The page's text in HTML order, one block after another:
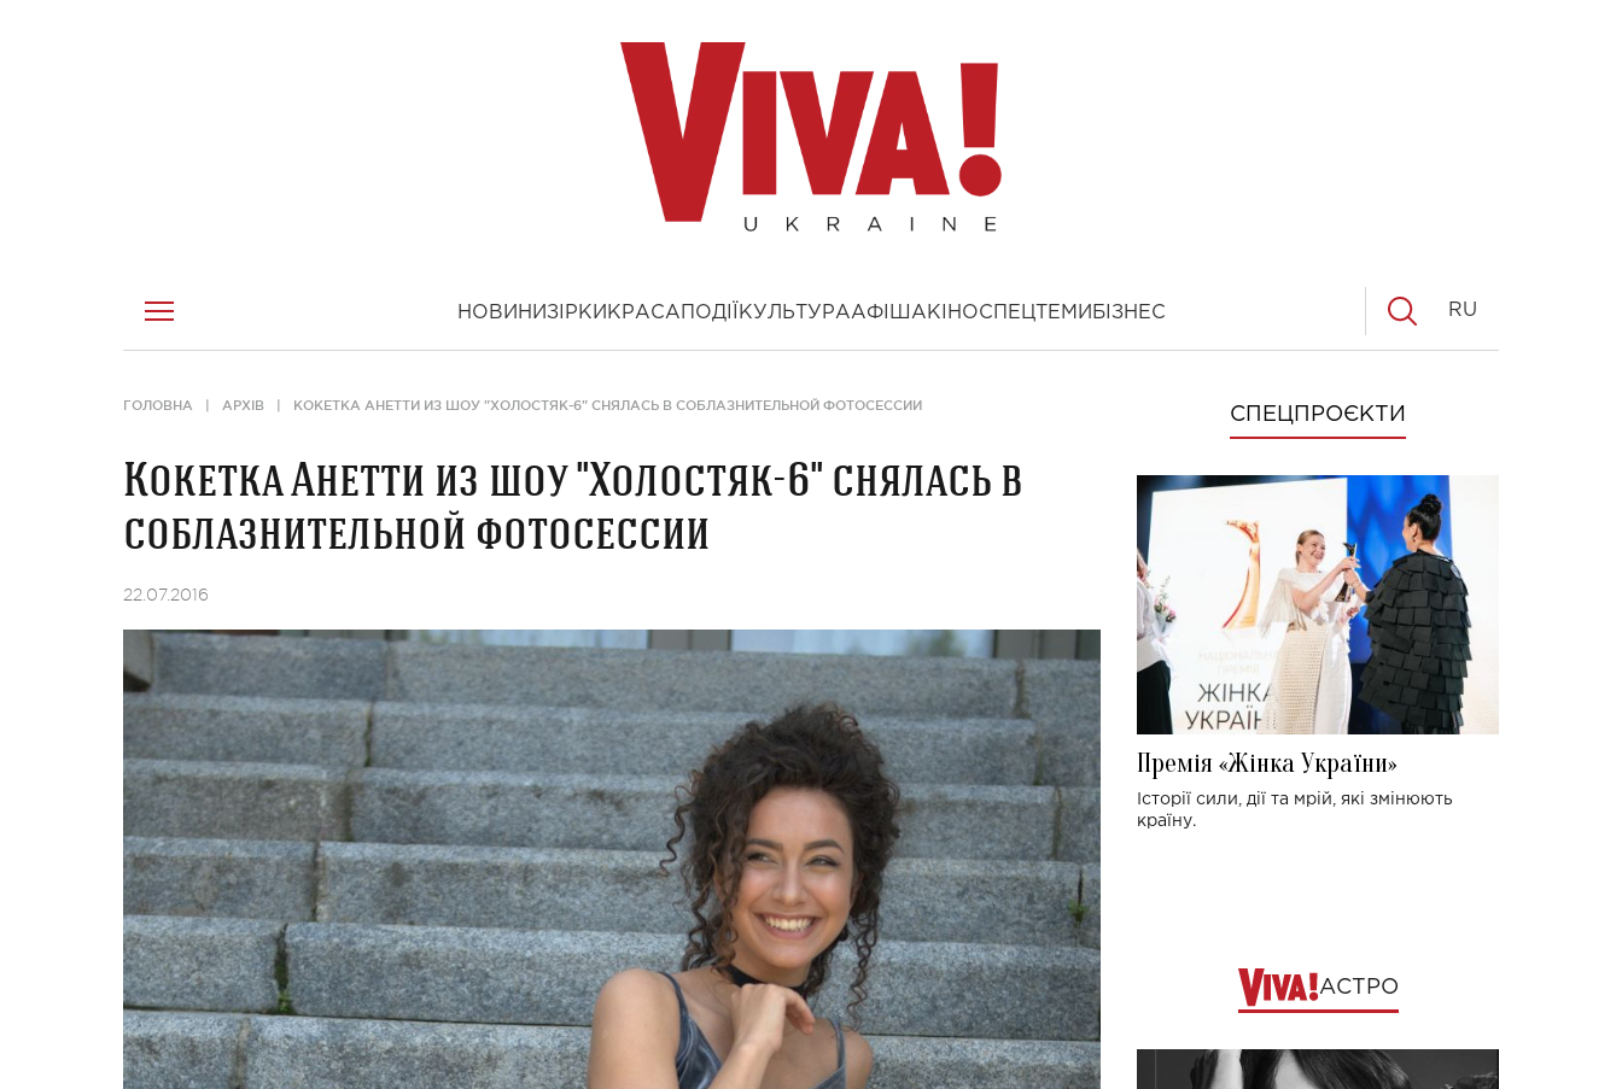
НОВИНИ ЗІРКИ КРАСА ПОДІЇ КУЛЬТУРААФІША КІНОСПЕЦТЕМИ БІЗНЕС RU
ГОЛОВНА АРХІВ КОКЕТКА АНЕТТИ ИЗ ШОУ "ХОЛОСТЯК-6" СНЯЛАСЬ В СОБЛАЗНИТЕЛЬНОЙ ФОТОСЕССИИ
Кокетка Анетти из шоу "Холостяк-6" снялась в
соблазнительной фотосессии
22.07.2016
СПЕЦПРОЄКТИ
Премія «Жінка України»
Історії сили, дії та мрій, які змінюють
країну.
АСТРО